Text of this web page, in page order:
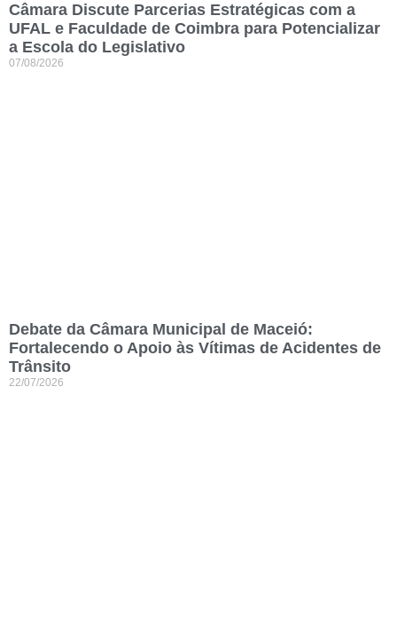
Câmara Discute Parcerias Estratégicas com a
UFAL e Faculdade de Coimbra para Potencializar
a Escola do Legislativo
07/08/2026
Debate da Câmara Municipal de Maceió:
Fortalecendo o Apoio às Vítimas de Acidentes de
Trânsito
22/07/2026